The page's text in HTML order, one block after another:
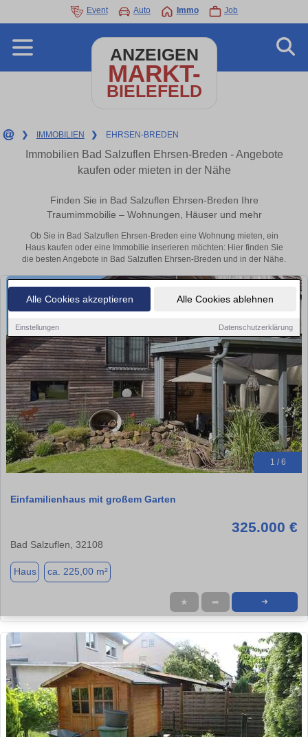
Alle Cookies akzeptieren Alle Cookies ablehnen
Einstellungen Datenschutzerklärung
Event Auto Immo Job
ANZEIGEN
MARKT-
BIELEFELD
❯ IMMOBILIEN ❯ EHRSEN-BREDEN
Immobilien Bad Salzuflen Ehrsen-Breden - Angebote
kaufen oder mieten in der Nähe
Finden Sie in Bad Salzuflen Ehrsen-Breden Ihre
Traumimmobilie – Wohnungen, Häuser und mehr
Ob Sie in Bad Salzuflen Ehrsen-Breden eine Wohnung mieten, ein
Haus kaufen oder eine Immobilie inserieren möchten: Hier finden Sie
die besten Angebote in Bad Salzuflen Ehrsen-Breden und in der Nähe.
1 / 6
Einfamilienhaus mit großem Garten
325.000 €
Bad Salzuflen, 32108
Haus ca. 225,00 m²
★ ➦ ➜